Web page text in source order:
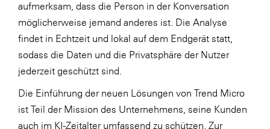
aufmerksam, dass die Person in der Konversation
möglicherweise jemand anderes ist. Die Analyse
findet in Echtzeit und lokal auf dem Endgerät statt,
sodass die Daten und die Privatsphäre der Nutzer
jederzeit geschützt sind.
Die Einführung der neuen Lösungen von Trend Micro
ist Teil der Mission des Unternehmens, seine Kunden
auch im KI-Zeitalter umfassend zu schützen. Zur